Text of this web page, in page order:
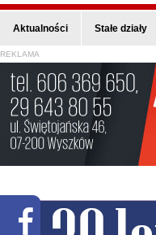
Aktualności Stałe działy
REKLAMA